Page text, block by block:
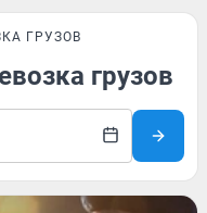
ГРУЗОВ
грузов